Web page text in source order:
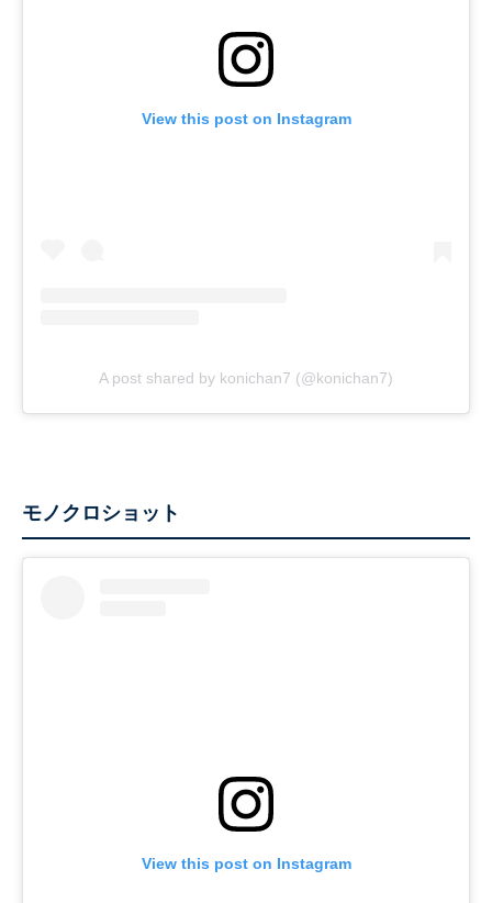
View this post on Instagram
A post shared by konichan7 (@konichan7)
モノクロショット
View this post on Instagram